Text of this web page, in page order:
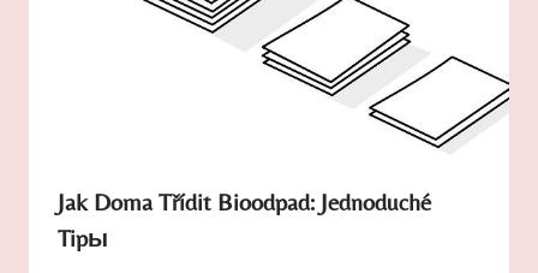
Jak Doma Třídit Bioodpad: Jednoduché
Tipы